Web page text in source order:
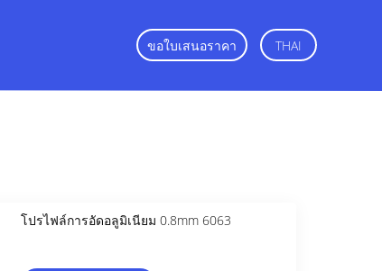
ขอใบเสนอราคา THAI
โปรไฟล์การอัดอลูมิเนียม 0.8mm 6063